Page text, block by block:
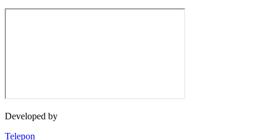
Developed by
Telepon